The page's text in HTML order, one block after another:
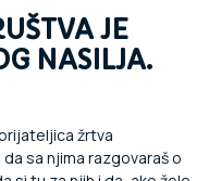
JE
NASILJA.
žrtva
sa njima razgovaraš o